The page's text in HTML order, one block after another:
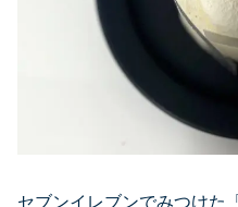
セブンイレブンでみつけた「